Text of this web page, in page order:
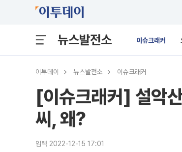
뉴스발전소 이슈크래커
이투데이 뉴스발전소 이슈크래커
[이슈크래커] 설악
씨, 왜?
입력 2022-12-15 17:01